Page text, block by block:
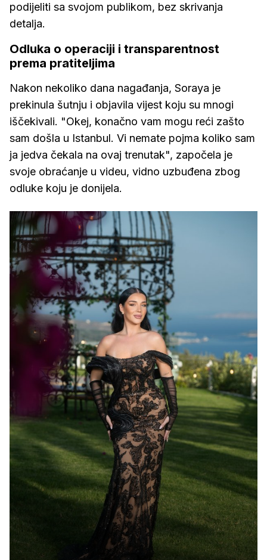
podijeliti sa svojom publikom, bez skrivanja
detalja.
Odluka o operaciji i transparentnost
prema pratiteljima
Nakon nekoliko dana nagađanja, Soraya je
prekinula šutnju i objavila vijest koju su mnogi
iščekivali. "Okej, konačno vam mogu reći zašto
sam došla u Istanbul. Vi nemate pojma koliko sam
ja jedva čekala na ovaj trenutak", započela je
svoje obraćanje u videu, vidno uzbuđena zbog
odluke koju je donijela.